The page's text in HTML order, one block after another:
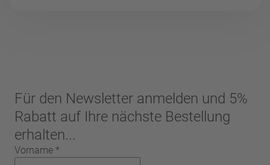
Für den Newsletter anmelden und 5%
Rabatt auf Ihre nächste Bestellung
erhalten...
Vorname *